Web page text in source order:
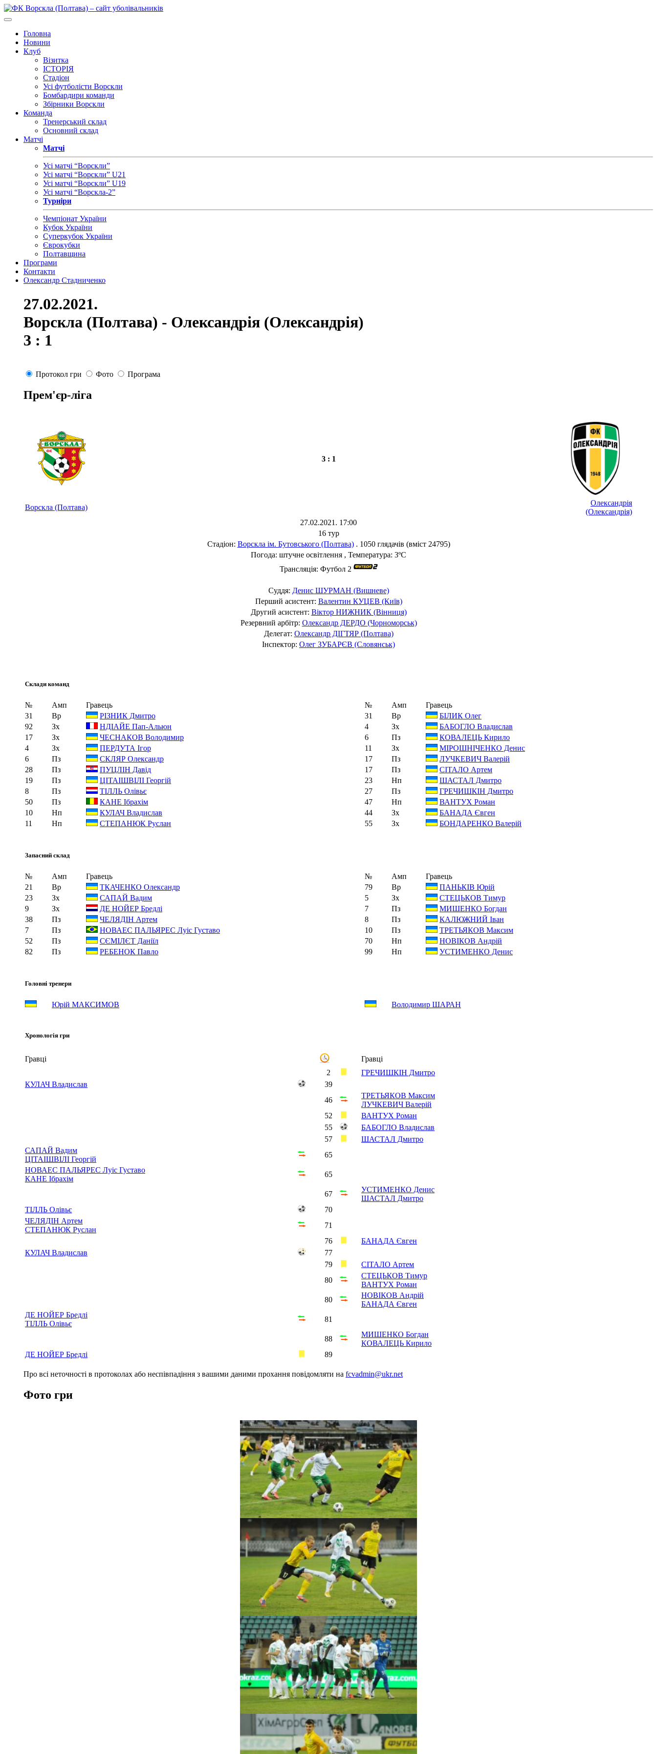
Головна
Новини
Клуб
Візитка
ІСТОРІЯ
Стадіон
Усі футболісти Ворскли
Бомбардири команди
Збірники Ворскли
Команда
Тренерський склад
Основний склад
Матчі
Матчі
Усі матчі “Ворскли”
Усі матчі “Ворскли” U21
Усі матчі “Ворскли” U19
Усі матчі “Ворскла-2”
Турніри
Чемпіонат України
Кубок України
Суперкубок України
Єврокубки
Полтавщина
Програми
Контакти
Олександр Стадниченко
27.02.2021.
Ворскла (Полтава) - Олександрія (Олександрія)
3 : 1
Протокол гри Фото Програма
Прем'єр-ліга
3 : 1
Ворскла (Полтава)
Олександрія
(Олександрія)
27.02.2021. 17:00
16 тур
Стадіон: Ворскла ім. Бутовського (Полтава). 1050 глядачів (вміст 24795)
Погода: штучне освітлення , Температура: 3ºC
Трансляція: Футбол 2
Суддя: Денис ШУРМАН (Вишневе)
Перший асистент: Валентин КУЦЕВ (Київ)
Другий асистент: Віктор НИЖНИК (Вінниця)
Резервний арбітр: Олександр ДЕРДО (Чорноморськ)
Делегат: Олександр ДІГТЯР (Полтава)
Інспектор: Олег ЗУБАРЄВ (Словянськ)
Склади команд
№ Амп Гравець № Амп
Гравець
31
Вр РІЗНИК Дмитро 31 Вр
БІЛИК Олег
92
Зх НДІАЙЕ Пап-Альюн 4 Зх
БАБОГЛО Владислав
17
Зх ЧЕСНАКОВ Володимир 6 Пз
КОВАЛЕЦЬ Кирило
4
Зх ПЕРДУТА Ігор 11 Зх
МІРОШНІЧЕНКО Денис
6
Пз СКЛЯР Олександр 17 Пз
ЛУЧКЕВИЧ Валерій
28
Пз ПУЦЛІН Давід 17 Пз
СІТАЛО Артем
19
Пз ЦІТАІШВІЛІ Георгій 23 Нп
ШАСТАЛ Дмитро
8
Пз ТІЛЛЬ Олівьє 27 Пз
ГРЕЧИШКІН Дмитро
50
Пз КАНЕ Ібрахім 47 Нп
ВАНТУХ Роман
10
Нп КУЛАЧ Владислав 44 Зх
БАНАДА Євген
11
Нп СТЕПАНЮК Руслан 55 Зх БОНДАРЕНКО Валерій
Запасний склад
№ Амп Гравець № Амп
Гравець
21
Вр ТКАЧЕНКО Олександр 79 Вр
ПАНЬКІВ Юрій
23
Зх САПАЙ Вадим 5 Зх
СТЕЦЬКОВ Тимур
9
Зх ДЕ НОЙЕР Бредлі 7 Пз
МИШЕНКО Богдан
38
Пз ЧЕЛЯДІН Артем 8 Пз
КАЛЮЖНИЙ Іван
7
Пз НОВАЕС ПАЛЬЯРЕС Луіс Густаво 10 Пз
ТРЕТЬЯКОВ Максим
52
Пз СЄМІЛЄТ Даніїл 70 Нп
НОВІКОВ Андрій
82
Пз РЕБЕНОК Павло 99 Нп УСТИМЕНКО Денис
Головні тренери
Юрій МАКСИМОВ Володимир ШАРАН
Хронологія гри
Гравці
Гравці
2
ГРЕЧИШКІН Дмитро
КУЛАЧ Владислав
39
46
ТРЕТЬЯКОВ Максим
ЛУЧКЕВИЧ Валерій
52
ВАНТУХ Роман
55
БАБОГЛО Владислав
57
ШАСТАЛ Дмитро
САПАЙ Вадим
ЦІТАІШВІЛІ Георгій
65
НОВАЕС ПАЛЬЯРЕС Луіс Густаво
КАНЕ Ібрахім
65
67
УСТИМЕНКО Денис
ШАСТАЛ Дмитро
ТІЛЛЬ Олівьє
70
ЧЕЛЯДІН Артем
СТЕПАНЮК Руслан
71
76
БАНАДА Євген
КУЛАЧ Владислав
77
79
СІТАЛО Артем
80
СТЕЦЬКОВ Тимур
ВАНТУХ Роман
80
НОВІКОВ Андрій
БАНАДА Євген
ДЕ НОЙЕР Бредлі
ТІЛЛЬ Олівьє
81
88
МИШЕНКО Богдан
КОВАЛЕЦЬ Кирило
ДЕ НОЙЕР Бредлі
89
Про всі неточності в протоколах або неспівпадіння з вашими даними прохання повідомляти на fcvadmin@ukr.net
Фото гри